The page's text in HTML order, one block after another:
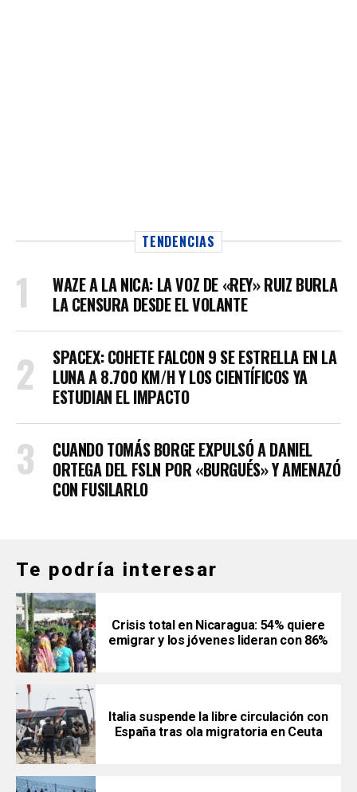
TENDENCIAS
WAZE A LA NICA: LA VOZ DE «REY» RUIZ BURLA
LA CENSURA DESDE EL VOLANTE
SPACEX: COHETE FALCON 9 SE ESTRELLA EN LA
LUNA A 8.700 KM/H Y LOS CIENTÍFICOS YA
ESTUDIAN EL IMPACTO
CUANDO TOMÁS BORGE EXPULSÓ A DANIEL
ORTEGA DEL FSLN POR «BURGUÉS» Y AMENAZÓ
CON FUSILARLO
Te podría interesar
Crisis total en Nicaragua: 54% quiere
emigrar y los jóvenes lideran con 86%
Italia suspende la libre circulación con
España tras ola migratoria en Ceuta